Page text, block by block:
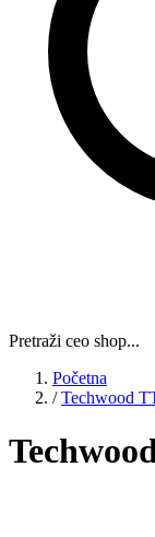
Pretraži ceo shop...
Početna
/ Techwood